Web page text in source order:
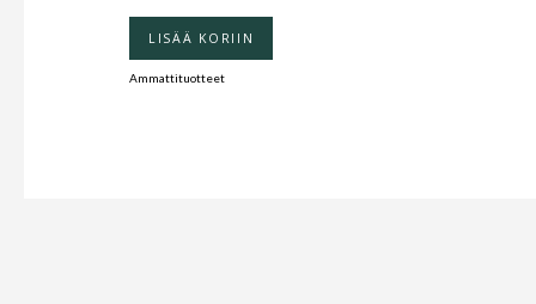
LISÄÄ KORIIN
Ammattituotteet